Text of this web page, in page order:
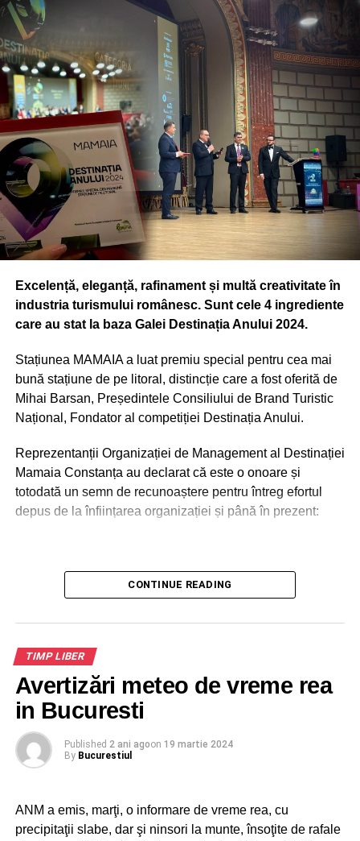
Excelență, eleganță, rafinament și multă creativitate în
industria turismului românesc. Sunt cele 4 ingrediente
care au stat la baza Galei Destinația Anului 2024.
Stațiunea MAMAIA a luat premiu special pentru cea mai
bună stațiune de pe litoral, distincție care a fost oferită de
Mihai Barsan, Președintele Consiliului de Brand Turistic
Național, Fondator al competiției Destinația Anului.
Reprezentanții Organizației de Management al Destinației
Mamaia Constanța au declarat că este o onoare și
totodată un semn de recunoaștere pentru întreg efortul
depus de la înființarea organizației și până în prezent:
„Stațiunea Mamaia a început încă de anul trecut un amplu
proces de rebranding. Competiția Concurs LOGO Mamaia
ne-a sprijinit să îi găsim Destinației o nouă identitate
cât reprezintă exact logo-ul stațiunii Mamaia. Identitar,
plină de culoare, eleganță și jucăușă, Mamaia are nevoie
de strălucirea de altădată. Ne dorim ca eforturile noastre
să pună destinația noastră pe harta turismului
internațional și a celor mai iubite stațiuni turistice din
Europa”, a declarat George Măndilă, Președintele
Ziua de 21 mai 2024 a fost dedicată la București
CONTINUE READING
TIMP LIBER
Avertizări meteo de vreme rea
in Bucuresti
Published 2 ani agoon 19 martie 2024
By Bucurestiul
ANM a emis, marţi, o informare de vreme rea, cu
precipitaţii slabe, dar şi ninsori la munte, însoţite de rafale